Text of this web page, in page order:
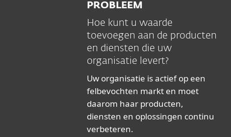
PROBLEEM
Hoe kunt u waarde
toevoegen aan de producten
en diensten die uw
organisatie levert?
Uw organisatie is actief op een
felbevochten markt en moet
daarom haar producten,
diensten en oplossingen continu
verbeteren.